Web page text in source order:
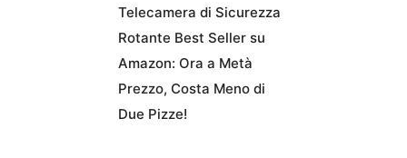
Telecamera di Sicurezza
Rotante Best Seller su
Amazon: Ora a Metà
Prezzo, Costa Meno di
Due Pizze!